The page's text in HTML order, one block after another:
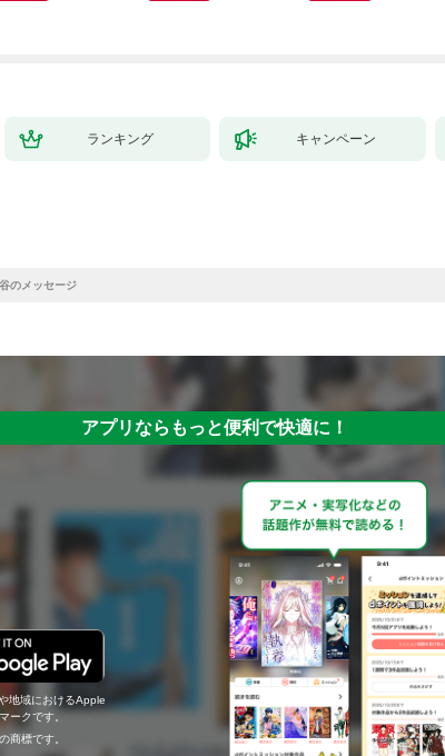
ランキング キャンペーン
のメッセージ
アプリならもっと便利で快適に！
地域におけるApple
ークです。
商標です。